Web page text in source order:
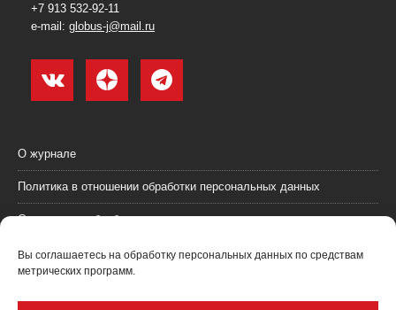
Вы соглашаетесь на обработку персональных данных по средствам
метрических программ.
+7 913 532-92-11
e-mail: globus-j@mail.ru
О журнале
Политика в отношении обработки персональных данных
Согласие на обработку персональных данных
Пользовательское соглашение (оферта)